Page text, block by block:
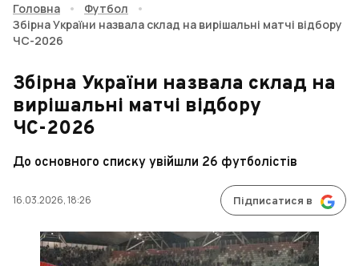
Головна • Футбол
•
Збірна України назвала склад на вирішальні матчі відбору
ЧС-2026
Збірна України назвала склад на
вирішальні матчі відбору
ЧС-2026
До основного списку увійшли 26 футболістів
16.03.2026, 18:26 Підписатися в